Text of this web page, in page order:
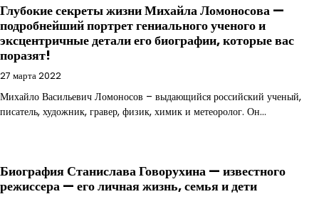
Глубокие секреты жизни Михайла Ломоносова —
подробнейший портрет гениального ученого и
эксцентричные детали его биографии, которые вас
поразят!
27 марта 2022
Михайло Васильевич Ломоносов – выдающийся российский ученый,
писатель, художник, гравер, физик, химик и метеоролог. Он…
Биография Станислава Говорухина — известного
режиссера — его личная жизнь, семья и дети